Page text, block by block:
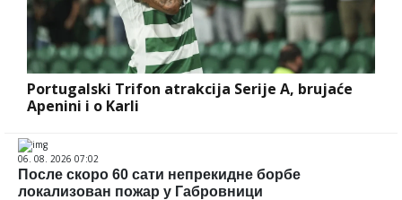
Portugalski Trifon atrakcija Serije A, brujaće
Apenini i o Karli
06. 08. 2026 07:02
После скоро 60 сати непрекидне борбе
локализован пожар у Габровници